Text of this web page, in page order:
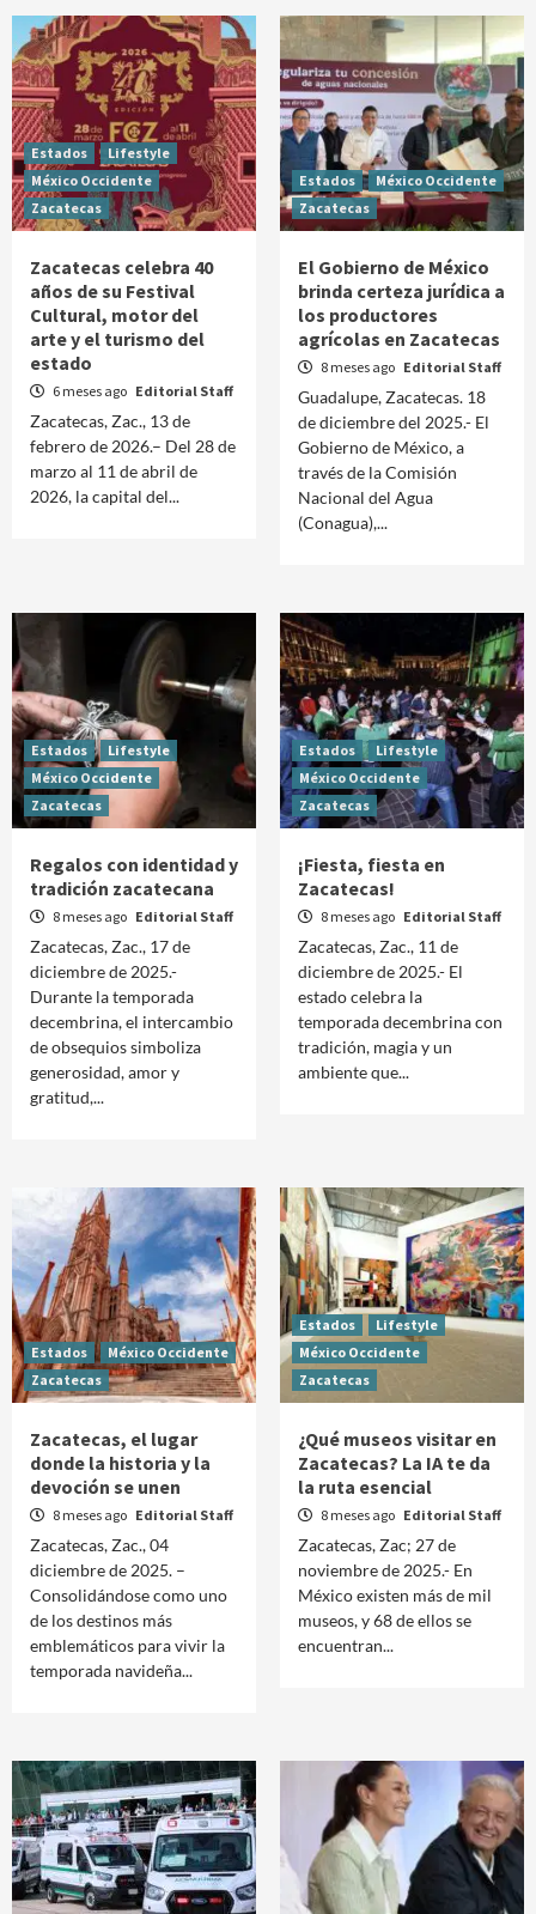
Estados
Lifestyle
México Occidente
Zacatecas
Zacatecas celebra 40
años de su Festival
Cultural, motor del
arte y el turismo del
estado
6 meses ago Editorial Staff
Zacatecas, Zac., 13 de
febrero de 2026.– Del 28 de
marzo al 11 de abril de
2026, la capital del...
Estados
México Occidente
Zacatecas
El Gobierno de México
brinda certeza jurídica a
los productores
agrícolas en Zacatecas
8 meses ago Editorial Staff
Guadalupe, Zacatecas. 18
de diciembre del 2025.- El
Gobierno de México, a
través de la Comisión
Nacional del Agua
(Conagua),...
Estados
Lifestyle
México Occidente
Zacatecas
Regalos con identidad y
tradición zacatecana
8 meses ago Editorial Staff
Zacatecas, Zac., 17 de
diciembre de 2025.-
Durante la temporada
decembrina, el intercambio
de obsequios simboliza
generosidad, amor y
gratitud,...
Estados
Lifestyle
México Occidente
Zacatecas
¡Fiesta, fiesta en
Zacatecas!
8 meses ago Editorial Staff
Zacatecas, Zac., 11 de
diciembre de 2025.- El
estado celebra la
temporada decembrina con
tradición, magia y un
ambiente que...
Estados
México Occidente
Zacatecas
Zacatecas, el lugar
donde la historia y la
devoción se unen
8 meses ago Editorial Staff
Zacatecas, Zac., 04
diciembre de 2025. –
Consolidándose como uno
de los destinos más
emblemáticos para vivir la
temporada navideña...
Estados
Lifestyle
México Occidente
Zacatecas
¿Qué museos visitar en
Zacatecas? La IA te da
la ruta esencial
8 meses ago Editorial Staff
Zacatecas, Zac; 27 de
noviembre de 2025.- En
México existen más de mil
museos, y 68 de ellos se
encuentran...